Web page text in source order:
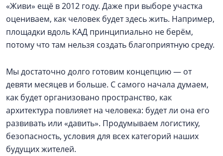
«Живи» ещё в 2012 году. Даже при выборе участка
оцениваем, как человек будет здесь жить. Например,
площадки вдоль КАД принципиально не берём,
потому что там нельзя создать благоприятную среду.
Мы достаточно долго готовим концепцию — от
девяти месяцев и больше. С самого начала думаем,
как будет организовано пространство, как
архитектура повлияет на человека: будет ли она его
развивать или «давить». Продумываем логистику,
безопасность, условия для всех категорий наших
будущих жителей.